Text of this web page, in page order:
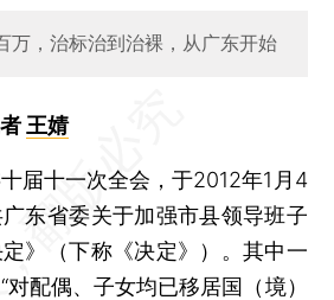
万，治标治到治裸，从广东开始
王婧
十一次全会，于2012年1月4
东省委关于加强市县领导班子
》（下称《决定》）。其中一
配偶、子女均已移居国（境）